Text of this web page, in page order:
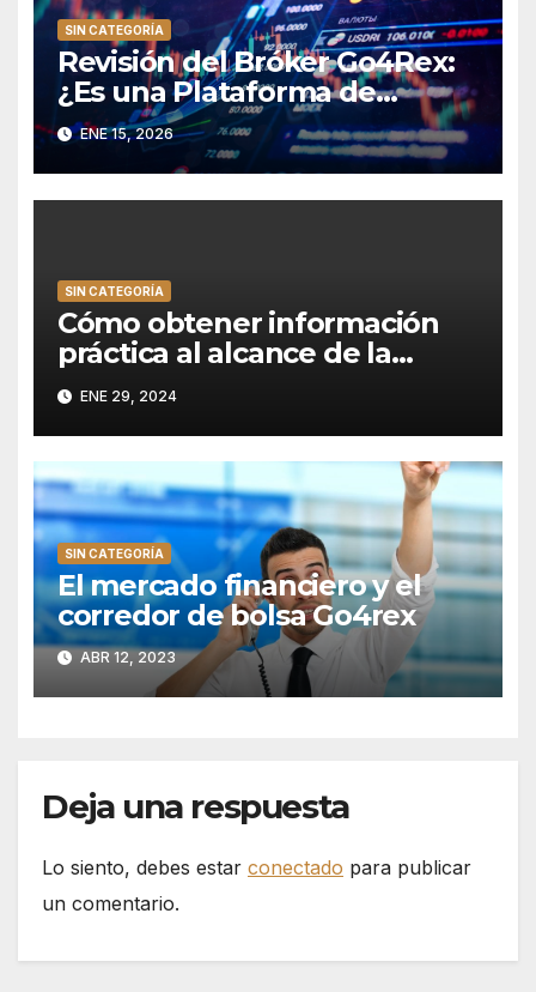
SIN CATEGORÍA
Revisión del Bróker Go4Rex:
¿Es una Plataforma de
Trading Confiable?
ENE 15, 2026
SIN CATEGORÍA
Cómo obtener información
práctica al alcance de la
mano con los resúmenes de
informes de datos de
Resoomer
ENE 29, 2024
SIN CATEGORÍA
El mercado financiero y el
corredor de bolsa Go4rex
ABR 12, 2023
Deja una respuesta
Lo siento, debes estar conectado para publicar
un comentario.